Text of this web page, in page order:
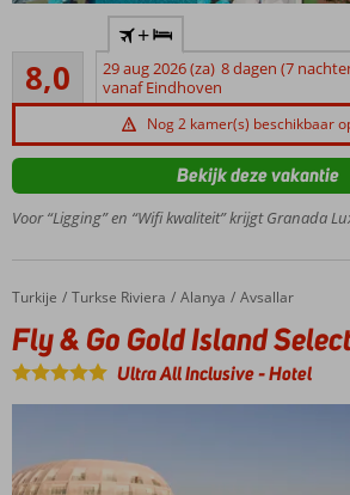
Direct aan
privéstrand
Zwembad
glijbanen
Spa
Center
jong en
8,0
Zeer goed
25
beoordelingen
+
29 aug 2026 (za) 8 dagen (7
vanaf Eindhoven
Nog 2 kamer(s) beschikbaar
Voor “Ligging” en “Wifi kwaliteit” krijgt Granada
Bekijk deze vakantie
Home
Turkije Turkse Riviera Alanya Avsallar
Fly & Go Gold Island Selected
Fly & Go Gold Island
Ultra All Inclusive-Hotel